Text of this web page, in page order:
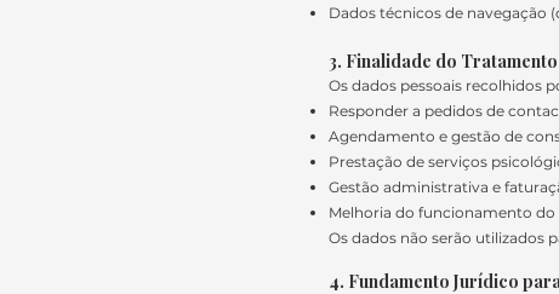
Dados técnicos de navegação
3. Finalidade do
Os dados pessoais recolhidos
Responder a pedidos de
Agendamento e gestão de
Prestação de serviços
Gestão administrativa e
Melhoria do funcionamento do
Os dados não serão utilizados
4. Fundamento Jurídico